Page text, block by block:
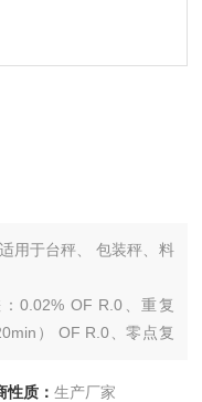
用于台秤、 包装秤、料
0.02% OF R.0、重复
） OF R.0、零点复
性质： 生产厂家